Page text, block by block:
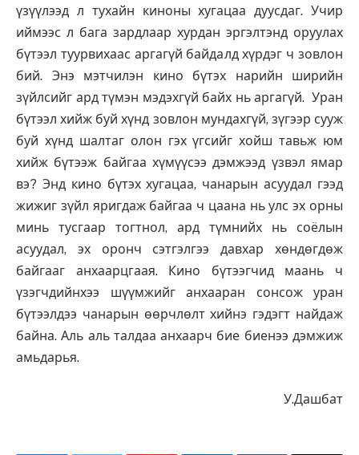
үзүүлээд л тухайн киноны хугацаа дуусдаг. Учир
иймээс л бага зардлаар хурдан эргэлтэнд оруулах
бүтээл туурвихаас аргагүй байдалд хүрдэг ч зовлон
бий. Энэ мэтчилэн кино бүтэх нарийн ширийн
зүйлсийг ард түмэн мэдэхгүй байх нь аргагүй. Уран
бүтээл хийж буй хүнд зовлон мундахгүй, зүгээр сууж
буй хүнд шалтаг олон гэх үгсийг хойш тавьж юм
хийж бүтээж байгаа хүмүүсээ дэмжээд үзвэл ямар
вэ? Энд кино бүтэх хугацаа, чанарын асуудал гээд
жижиг зүйл яригдаж байгаа ч цаана нь улс эх орны
минь тусгаар тогтнол, ард түмнийх нь соёлын
асуудал, эх оронч сэтгэлгээ давхар хөндөгдөж
байгааг анхаарцгаая. Кино бүтээгчид маань ч
үзэгчдийнхээ шүүмжийг анхааран сонсож уран
бүтээлдээ чанарын өөрчлөлт хийнэ гэдэгт найдаж
байна. Аль аль талдаа анхаарч бие биенээ дэмжиж
амьдарья.
У.Дашбат